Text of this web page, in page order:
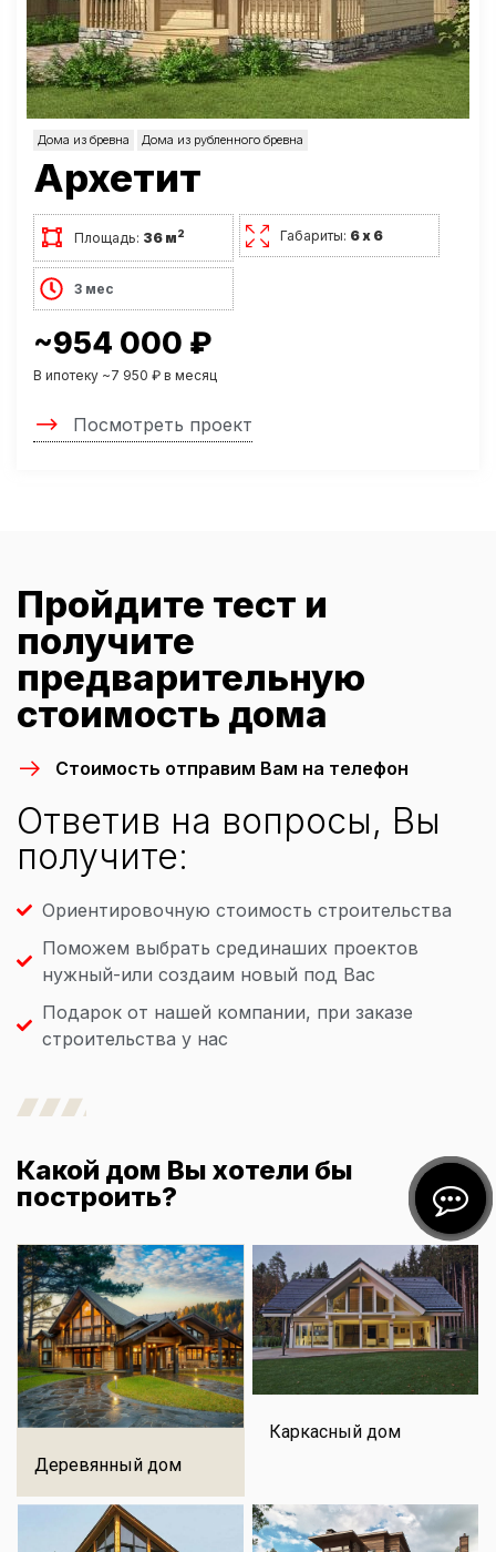
Дома из бревна Дома из рубленного бревна
Архетит
Площадь: 36 м2 Габариты: 6 х 6
3 мес
~954 000 ₽
В ипотеку ~7 950 ₽ в месяц
Посмотреть проект
Пройдите тест и
получите
предварительную
стоимость дома
Стоимость отправим Вам на телефон
Ответив на вопросы, Вы
получите:
Ориентировочную стоимость строительства
Поможем выбрать срединаших проектов
нужный-или создаим новый под Вас
Подарок от нашей компании, при заказе
строительства у нас
Какой дом Вы хотели бы
построить?
Деревянный дом
Каркасный дом